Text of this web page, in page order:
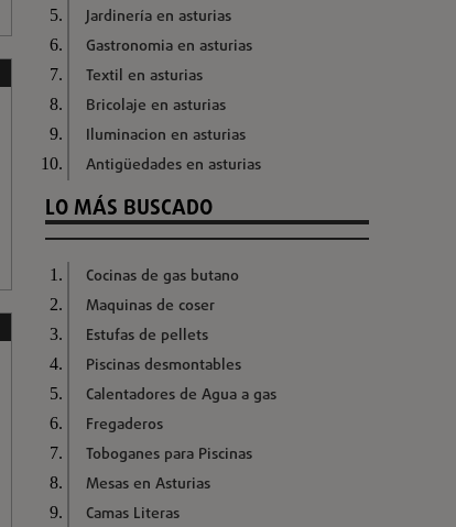
Jardinería en asturias
Gastronomia en asturias
Textil en asturias
Bricolaje en asturias
Iluminacion en asturias
Antigüedades en asturias
LO MÁS BUSCADO
Cocinas de gas butano
Maquinas de coser
Estufas de pellets
Piscinas desmontables
Calentadores de Agua a gas
Fregaderos
Toboganes para Piscinas
Mesas en Asturias
Camas Literas